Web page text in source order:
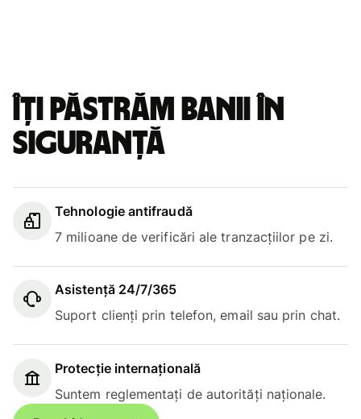
Îți păstrăm banii în
siguranță
Tehnologie antifraudă
7 milioane de verificări ale tranzacțiilor pe zi.
Asistență 24/7/365
Suport clienți prin telefon, email sau prin chat.
Protecție internațională
Suntem reglementați de autorități naționale.